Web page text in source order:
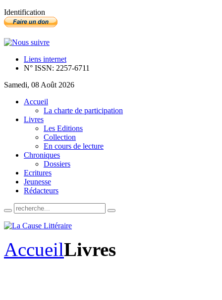
Identification
Liens internet
N° ISSN: 2257-6711
Samedi, 08 Août 2026
Accueil
La charte de participation
Livres
Les Editions
Collection
En cours de lecture
Chroniques
Dossiers
Ecritures
Jeunesse
Rédacteurs
AccueilLivres